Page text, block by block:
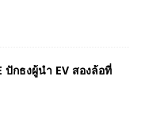
ปักธงผู้นำ EV สองล้อที่